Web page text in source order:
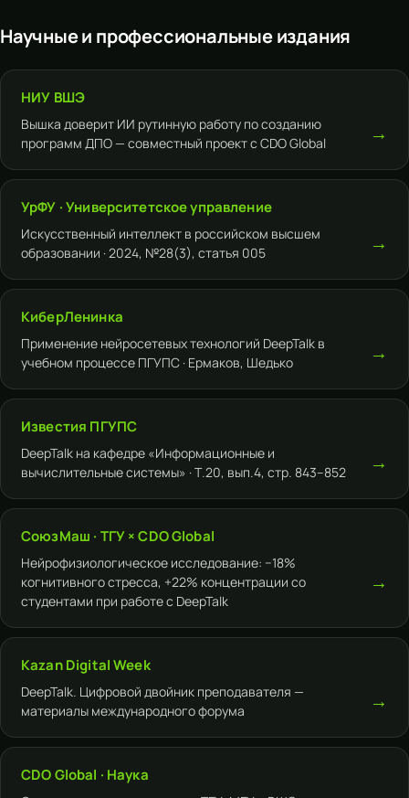
Научные и профессиональные издания
НИУ ВШЭ
Вышка доверит ИИ рутинную работу по созданию
программ ДПО — совместный проект с CDO Global
→
УрФУ · Университетское управление
Искусственный интеллект в российском высшем
образовании · 2024, №28(3), статья 005
→
КиберЛенинка
Применение нейросетевых технологий DeepTalk в
учебном процессе ПГУПС · Ермаков, Шедько
→
Известия ПГУПС
DeepTalk на кафедре «Информационные и
вычислительные системы» · Т.20, вып.4, стр. 843–852
→
СоюзМаш · ТГУ × CDO Global
Нейрофизиологическое исследование: −18%
когнитивного стресса, +22% концентрации со
студентами при работе с DeepTalk
→
Kazan Digital Week
DeepTalk. Цифровой двойник преподавателя —
материалы международного форума
→
CDO Global · Наука